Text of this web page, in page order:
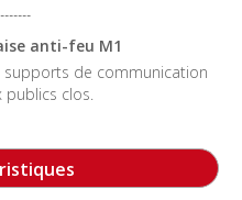
anti-feu M1
de communication
publics clos.